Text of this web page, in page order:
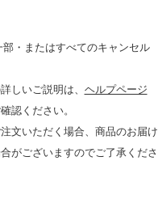
・またはすべてのキャンセル
しいご説明は、 ヘルプページ
認ください。
文いただく場合、商品のお届け
がございますのでご了承くださ